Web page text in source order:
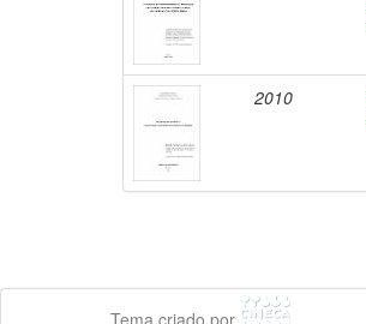
2010